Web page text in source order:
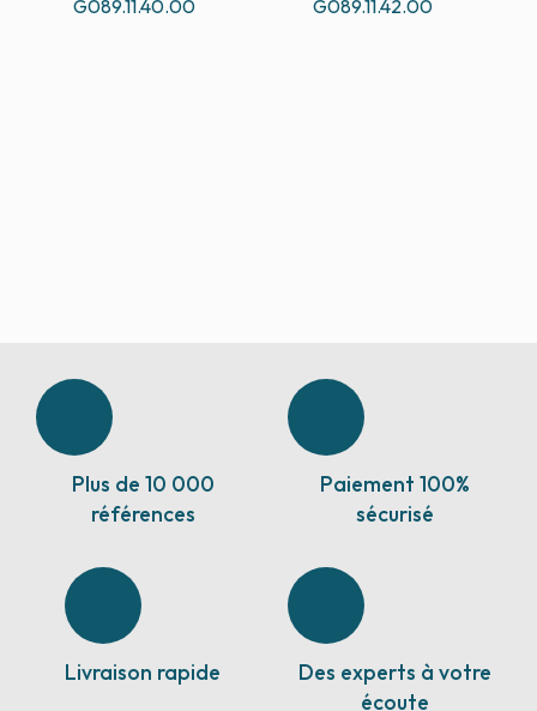
G089.11.40.00
G089.11.42.00
Plus de 10 000
références
Paiement 100%
sécurisé
Livraison rapide
Des experts à votre
écoute